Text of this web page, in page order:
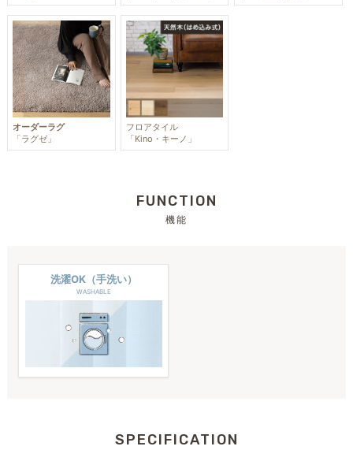
オーダーラグ
「ラグゼ」
フロアタイル
「Kino・キーノ」
FUNCTION
機能
洗濯OK（手洗い）
WASHABLE
SPECIFICATION